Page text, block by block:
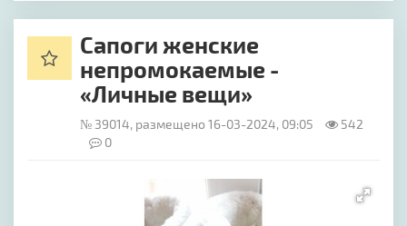
Сапоги женские
непромокаемые -
«Личные вещи»
№ 39014, размещено 16-03-2024, 09:05
542
0